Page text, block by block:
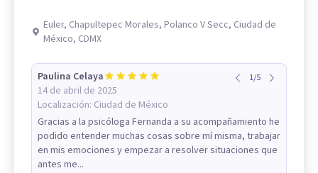
Euler, Chapultepec Morales, Polanco V Secc, Ciudad de
México, CDMX
Paulina Celaya
14 de abril de 2025
Localización: Ciudad de México
1/5
Gracias a la psicóloga Fernanda a su acompañamiento he
podido entender muchas cosas sobre mí misma, trabajar
en mis emociones y empezar a resolver situaciones que
antes me...